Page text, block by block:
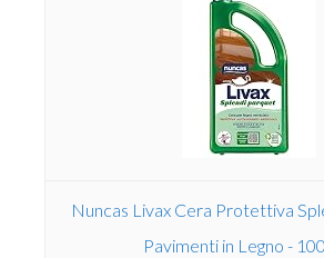
Nuncas Livax Cera Protettiva
Pavimenti in Legno -